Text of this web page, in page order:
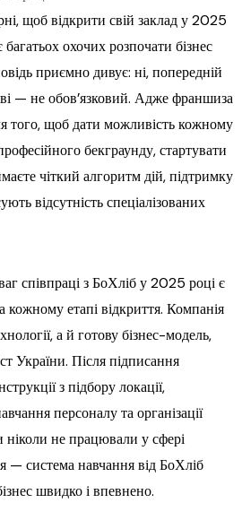
щоб відкрити свій заклад у 2025
охочих розпочати бізнес
приємно дивує: ні, попередній
— не обов’язковий. Адже франшиза
того, щоб дати можливість кожному
бекграунду, стартувати
чіткий алгоритм дій, підтримку
відсутність спеціалізованих
співпраці з БоХліб у 2025 році є
кожному етапі відкриття. Компанія
а й готову бізнес-модель,
України. Після підписання
з підбору локації,
персоналу та організації
ніколи не працювали у сфері
— система навчання від БоХліб
швидко і впевнено.